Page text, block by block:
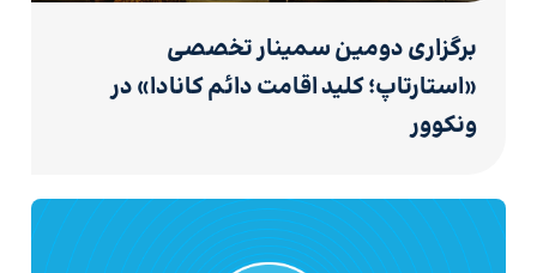
برگزاری دومین سمینار تخصصی
«استارتاپ؛ کلید اقامت دائم کانادا» در
ونکوور